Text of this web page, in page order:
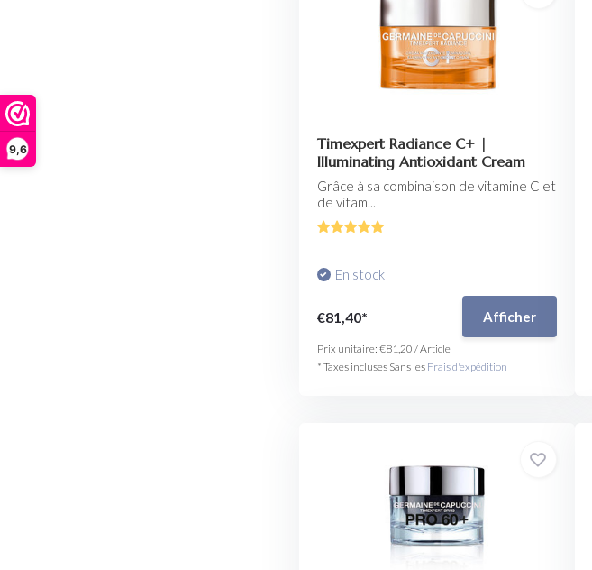
9,6
Timexpert Radiance C+ |
Illuminating Antioxidant Cream
Grâce à sa combinaison de vitamine C et
de vitam...
En stock
€81,40* Afficher
Prix unitaire: €81,20 /Article
* Taxes incluses Sans les Frais d'expédition